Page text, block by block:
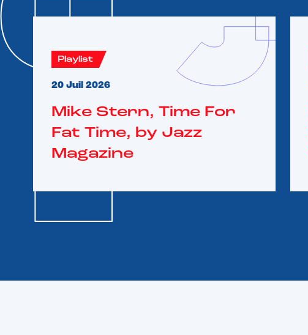
Playlist
20 Juil 2026
Mike Stern, Time For
Fat Time, by Jazz
Magazine